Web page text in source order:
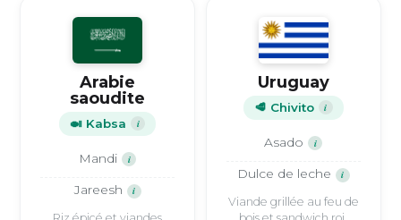
Arabie
saoudite
🍛 Kabsa i
Mandi i
Jareesh i
Uruguay
🥩 Chivito i
Asado i
Dulce de leche i
Viande grillée au feu de